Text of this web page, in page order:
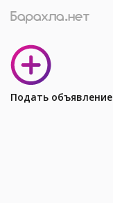
Подать объявление